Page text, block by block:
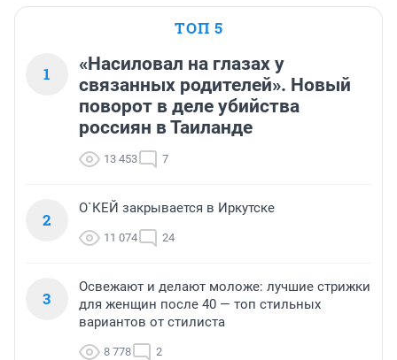
ТОП 5
1
«Насиловал на глазах у
связанных родителей». Новый
поворот в деле убийства
россиян в Таиланде
13 453 7
2
О`КЕЙ закрывается в Иркутске
11 074 24
3
Освежают и делают моложе: лучшие стрижки
для женщин после 40 — топ стильных
вариантов от стилиста
8 778 2